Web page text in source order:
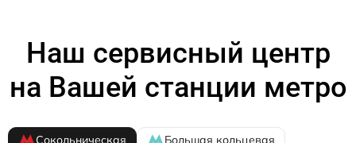
Наш сервисный центр
на Вашей станции метро
Сокольническая
Большая кольцевая